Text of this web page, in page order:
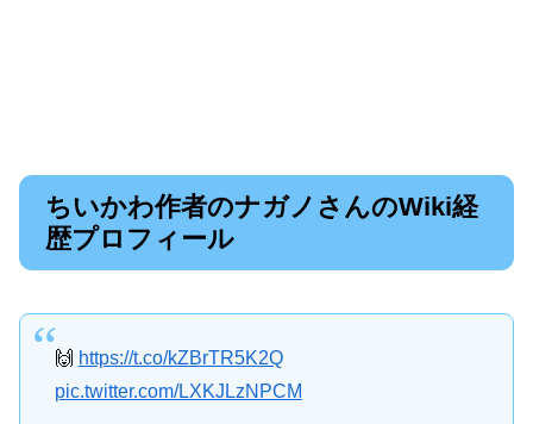
ちいかわ作者のナガノさんのWiki経
歴プロフィール
🙌 https://t.co/kZBrTR5K2Q
pic.twitter.com/LXKJLzNPCM